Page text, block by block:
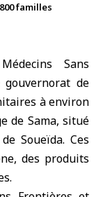
familles
Sans
de
à environ
de Sama, situé
Soueïda. Ces
des produits